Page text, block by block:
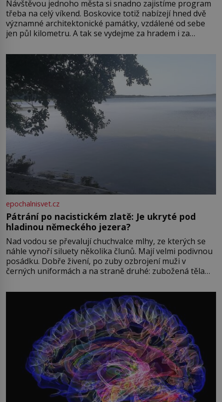
Návštěvou jednoho města si snadno zajistíme program
třeba na celý víkend. Boskovice totiž nabízejí hned dvě
významné architektonické památky, vzdálené od sebe
jen půl kilometru. A tak se vydejme za hradem i za
Boskovice na okraji Drahanské vrchoviny vznikla někdy
ve13. století, a už v roce 1313 kronikáři zaznamenali
epochalnisvet.cz
Pátrání po nacistickém zlatě: Je ukryté pod
hladinou německého jezera?
Nad vodou se převalují chuchvalce mlhy, ze kterých se
náhle vynoří siluety několika člunů. Mají velmi podivnou
posádku. Dobře živení, po zuby ozbrojení muži v
černých uniformách a na straně druhé: zubožená těla
přízračná scéna znamená? Je jaro roku 1945, druhá
světová válka se chýlí ke konci. Jezero Stolpsee